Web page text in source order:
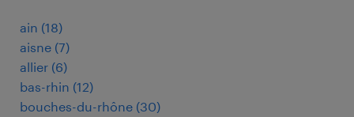
ain (18)
aisne (7)
allier (6)
bas-rhin (12)
bouches-du-rhône (30)